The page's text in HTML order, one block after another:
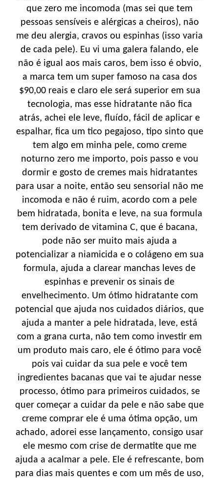
que zero me incomoda (mas sei que tem
pessoas sensíveis e alérgicas a cheiros), não
me deu alergia, cravos ou espinhas (isso varia
de cada pele). Eu vi uma galera falando, ele
não é igual aos mais caros, bem isso é obvio,
a marca tem um super famoso na casa dos
$90,00 reais e claro ele será superior em sua
tecnologia, mas esse hidratante não fica
atrás, achei ele leve, fluído, fácil de aplicar e
espalhar, fica um tico pegajoso, tipo sinto que
tem algo em minha pele, como creme
noturno zero me importo, pois passo e vou
dormir e gosto de cremes mais hidratantes
para usar a noite, então seu sensorial não me
incomoda e não é ruim, acordo com a pele
bem hidratada, bonita e leve, na sua formula
tem derivado de vitamina C, que é bacana,
pode não ser muito mais ajuda a
potencializar a niamicida e o colágeno em sua
formula, ajuda a clarear manchas leves de
espinhas e prevenir os sinais de
envelhecimento. Um ótimo hidratante com
potencial que ajuda nos cuidados diários, que
ajuda a manter a pele hidratada, leve, está
com a grana curta, não tem como investir em
um produto mais caro, ele é ótimo para você
pois vai cuidar da sua pele e você tem
ingredientes bacanas que vai te ajudar nesse
processo, ótimo para primeiros cuidados, se
quer começar a cuidar da pele e não sabe que
creme comprar ele é uma ótima opção, um
achado, adorei esse lançamento, consigo usar
ele mesmo com crise de dermatite que me
ajuda a acalmar a pele. Ele é refrescante, bom
para dias mais quentes e com um mês de uso,